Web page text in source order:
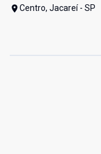
Centro, Jacareí - SP